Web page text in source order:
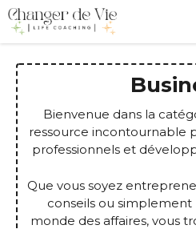
Aller
au
contenu
Bienvenue dans la
ressource incontournable
professionnels et
Que vous soyez
conseils ou simplement
monde des affaires, vous